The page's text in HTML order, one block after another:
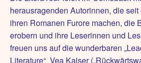
herausragenden Autorinnen, die
ihren Romanen Furore machen, die
erobern und ihre Leserinnen und
freuen uns auf die wunderbaren
Literature“ Vea Kaiser